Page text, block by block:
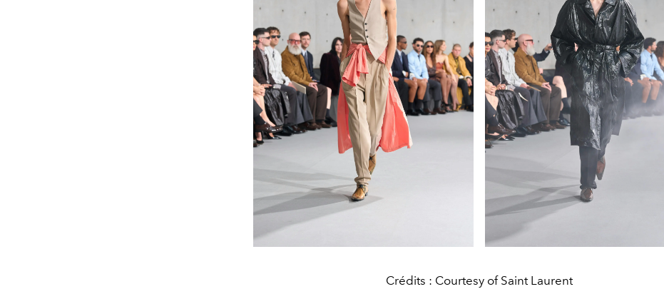
Crédits : Courtesy of Saint Laurent